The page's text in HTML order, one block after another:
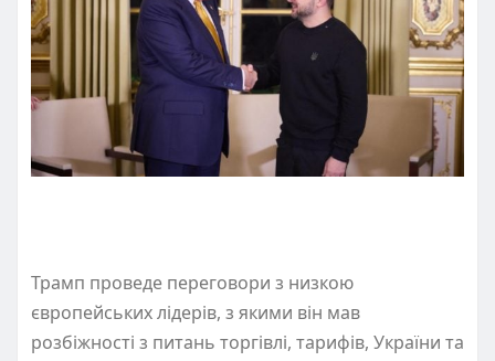
Трамп проведе переговори з низкою
європейських лідерів, з якими він мав
розбіжності з питань торгівлі, тарифів, України та